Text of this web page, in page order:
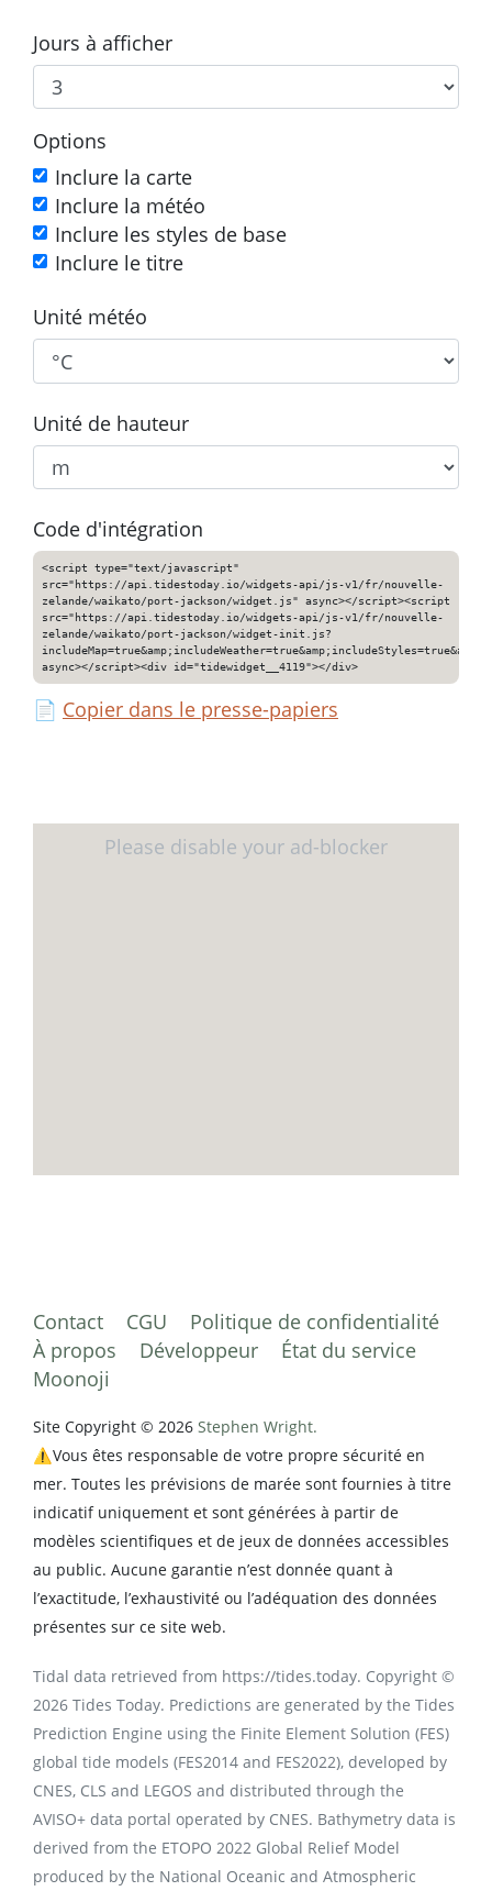
Jours à afficher
Options
Inclure la carte
Inclure la météo
Inclure les styles de base
Inclure le titre
Unité météo
Unité de hauteur
Code d'intégration
<script type="text/javascript"
src="https://api.tidestoday.io/widgets-api/js-v1/fr/nouvelle-
zelande/waikato/port-jackson/widget.js" async></script><script
src="https://api.tidestoday.io/widgets-api/js-v1/fr/nouvelle-
zelande/waikato/port-jackson/widget-init.js?
async></script><div id="tidewidget__4119"></div>
📄 Copier dans le presse-papiers
Contact CGU
Politique de confidentialité
À propos
Développeur
État du service
Moonoji
Site Copyright © 2026 Stephen Wright.
⚠️Vous êtes responsable de votre propre sécurité en
mer. Toutes les prévisions de marée sont fournies à titre
indicatif uniquement et sont générées à partir de
modèles scientifiques et de jeux de données accessibles
au public. Aucune garantie n’est donnée quant à
l’exactitude, l’exhaustivité ou l’adéquation des données
présentes sur ce site web.
Tidal data retrieved from https://tides.today. Copyright ©
2026 Tides Today. Predictions are generated by the Tides
Prediction Engine using the Finite Element Solution (FES)
global tide models (FES2014 and FES2022), developed by
CNES, CLS and LEGOS and distributed through the
AVISO+ data portal operated by CNES. Bathymetry data is
derived from the ETOPO 2022 Global Relief Model
produced by the National Oceanic and Atmospheric